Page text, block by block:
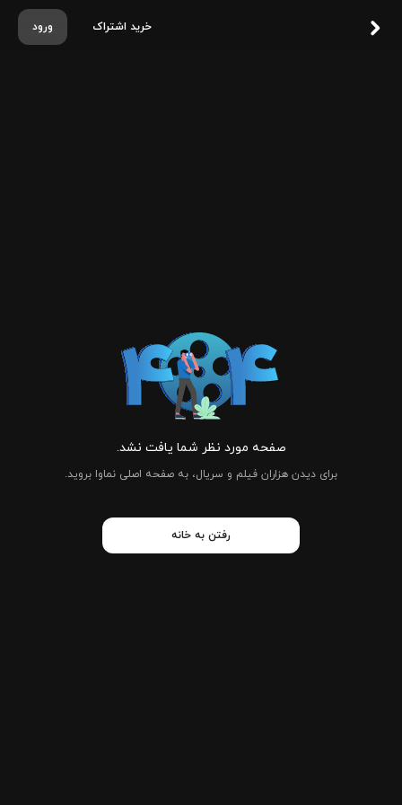
ورود خرید اشتراک
صفحه مورد نظر شما یافت نشد.
برای دیدن هزاران فیلم و سریال، به صفحه اصلی نماوا بروید.
رفتن به خانه